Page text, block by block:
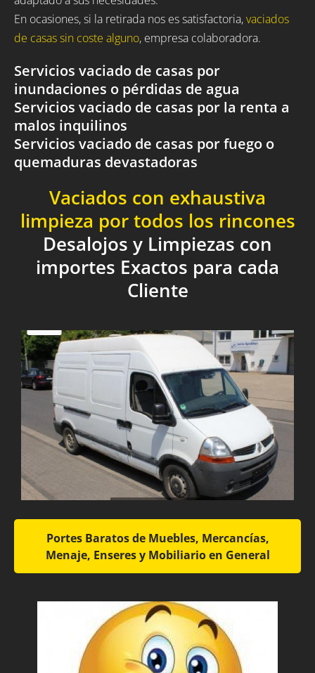
En ocasiones, si la retirada nos es satisfactoria,vaciados
de casas sin coste alguno, empresa colaboradora.
Servicios vaciado de casas por
inundaciones o pérdidas de agua
Servicios vaciado de casas por la renta a
malos inquilinos
Servicios vaciado de casas por fuego o
quemaduras devastadoras
Vaciados con exhaustiva
limpieza por todos los rincones
Desalojos y Limpiezas con
importes Exactos para cada
Cliente
Portes Baratos de Muebles, Mercancías,
Menaje, Enseres y Mobiliario en General